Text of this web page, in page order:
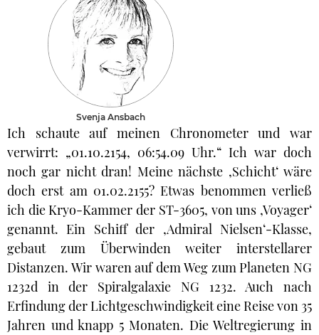
Svenja Ansbach
Ich schaute auf meinen Chronometer und war
verwirrt: „01.10.2154, 06:54.09 Uhr.“ Ich war doch
noch gar nicht dran! Meine nächste ‚Schicht‘ wäre
doch erst am 01.02.2155? Etwas benommen verließ
ich die Kryo-Kammer der ST-3605, von uns ‚Voyager‘
genannt. Ein Schiff der ‚Admiral Nielsen‘-Klasse,
gebaut zum Überwinden weiter interstellarer
Distanzen. Wir waren auf dem Weg zum Planeten NG
1232d in der Spiralgalaxie NG 1232. Auch nach
Erfindung der Lichtgeschwindigkeit eine Reise von 35
Jahren und knapp 5 Monaten. Die Weltregierung in